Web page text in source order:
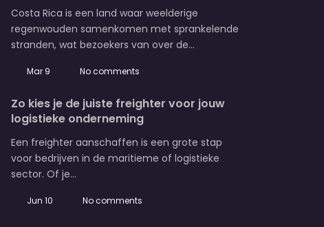
Costa Rica is een land waar weelderige
regenwouden samenkomen met sprankelende
stranden, wat bezoekers van over de…
Mar 9 No comments
Zo kies je de juiste freighter voor jouw
logistieke onderneming
Een freighter aanschaffen is een grote stap
voor bedrijven in de maritieme of logistieke
sector. Of je…
Jun 10 No comments